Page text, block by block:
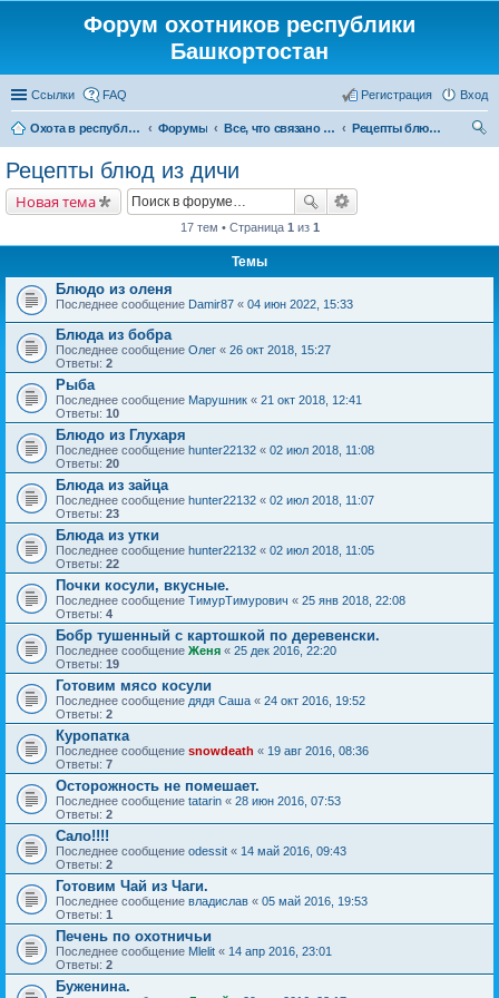
Форум охотников республики
Башкортостан
Ссылки FAQ Вход
Регистрация
Охота в республике Башкортостан Форумы Все, что связано с охотой
Рецепты блюд из дичи
Рецепты блюд из дичи
Новая тема
17 тем • Страница 1 из 1
Темы
Блюдо из оленя
Последнее сообщение Damir87 « 04 июн 2022, 15:33
Блюда из бобра
Последнее сообщение Олег « 26 окт 2018, 15:27
Ответы: 2
Рыба
Последнее сообщение Марушник « 21 окт 2018, 12:41
Ответы: 10
Блюдо из Глухаря
Последнее сообщение hunter22132 « 02 июл 2018, 11:08
Ответы: 20
Блюда из зайца
Последнее сообщение hunter22132 « 02 июл 2018, 11:07
Ответы: 23
Блюда из утки
Последнее сообщение hunter22132 « 02 июл 2018, 11:05
Ответы: 22
Почки косули, вкусные.
Последнее сообщение ТимурТимурович « 25 янв 2018, 22:08
Ответы: 4
Бобр тушенный с картошкой по деревенски.
Последнее сообщение Женя « 25 дек 2016, 22:20
Ответы: 19
Готовим мясо косули
Последнее сообщение дядя Саша « 24 окт 2016, 19:52
Ответы: 2
Куропатка
Последнее сообщение snowdeath « 19 авг 2016, 08:36
Ответы: 7
Осторожность не помешает.
Последнее сообщение tatarin « 28 июн 2016, 07:53
Ответы: 2
Сало!!!!
Последнее сообщение odessit « 14 май 2016, 09:43
Ответы: 2
Готовим Чай из Чаги.
Последнее сообщение владислав « 05 май 2016, 19:53
Ответы: 1
Печень по охотничьи
Последнее сообщение Mlelit « 14 апр 2016, 23:01
Ответы: 2
Буженина.